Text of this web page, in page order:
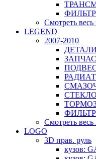
Смотреть весь
LEGEND
2007-2010
Смотреть весь
LOGO
3D прав. руль
кузов: